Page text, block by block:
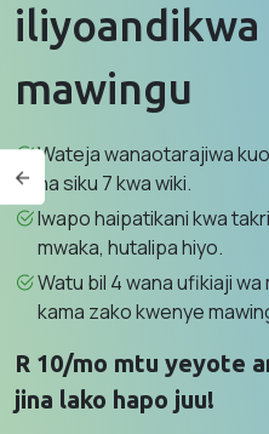
iliyoandikwa
mawingu
Wateja wanaotarajiwa
na siku 7 kwa wiki.
Iwapo haipatikani kwa
mwaka, hutalipa hiyo.
Watu bil 4 wana ufikiaji
kama zako kwenye
R 10/mo mtu yeyote
jina lako hapo juu!